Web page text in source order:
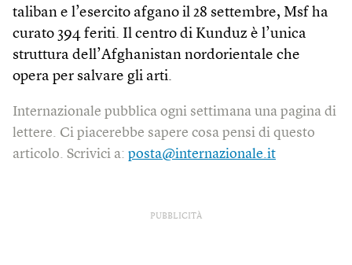
taliban e l’esercito afgano il 28 settembre, Msf ha
curato 394 feriti. Il centro di Kunduz è l’unica
struttura dell’Afghanistan nordorientale che
opera per salvare gli arti.
Internazionale pubblica ogni settimana una pagina di
lettere. Ci piacerebbe sapere cosa pensi di questo
articolo. Scrivici a: posta@internazionale.it
PUBBLICITÀ